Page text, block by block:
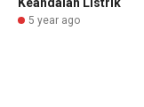
5 year ago